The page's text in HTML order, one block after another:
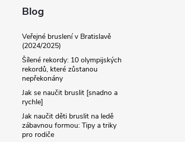
Blog
Veřejné bruslení v Bratislavě
(2024/2025)
Šílené rekordy: 10 olympijských
rekordů, které zůstanou
nepřekonány
Jak se naučit bruslit [snadno a
rychle]
Jak naučit děti bruslit na ledě
zábavnou formou: Tipy a triky
pro rodiče